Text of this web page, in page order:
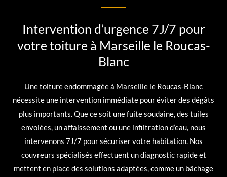
Intervention d’urgence 7J/7 pour
votre toiture à Marseille le Roucas-
Blanc
Une toiture endommagée à Marseille le Roucas-Blanc
nécessite une intervention immédiate pour éviter des dégâts
plus importants. Que ce soit une fuite soudaine, des tuiles
envolées, un affaissement ou une infiltration d’eau, nous
intervenons 7J/7 pour sécuriser votre habitation. Nos
couvreurs spécialisés effectuent un diagnostic rapide et
mettent en place des solutions adaptées, comme un bâchage